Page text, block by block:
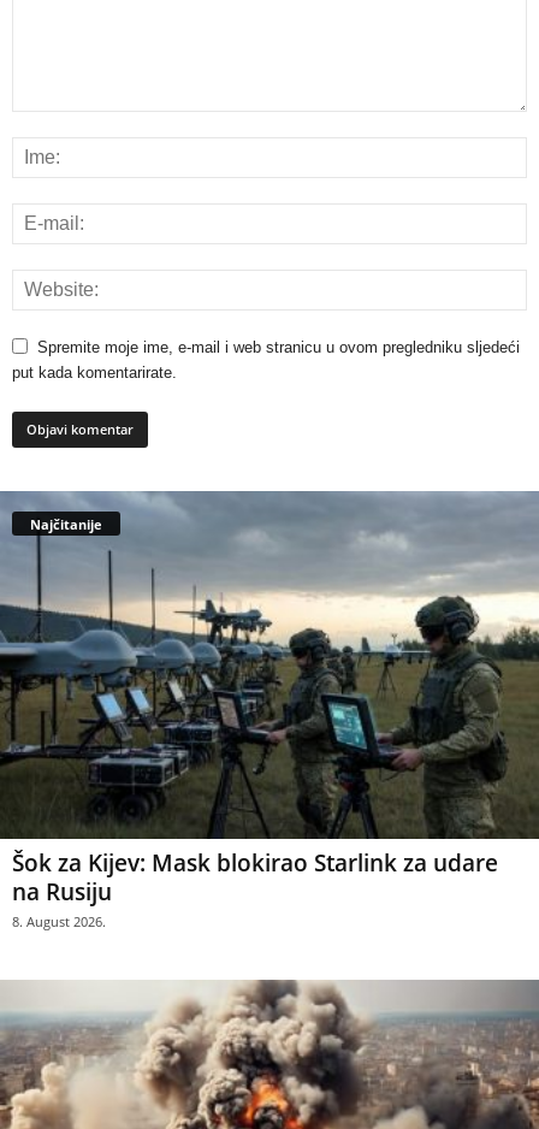
Spremite moje ime, e-mail i web stranicu u ovom pregledniku sljedeći
put kada komentarirate.
Najčitanije
Šok za Kijev: Mask blokirao Starlink za udare
na Rusiju
8. August 2026.